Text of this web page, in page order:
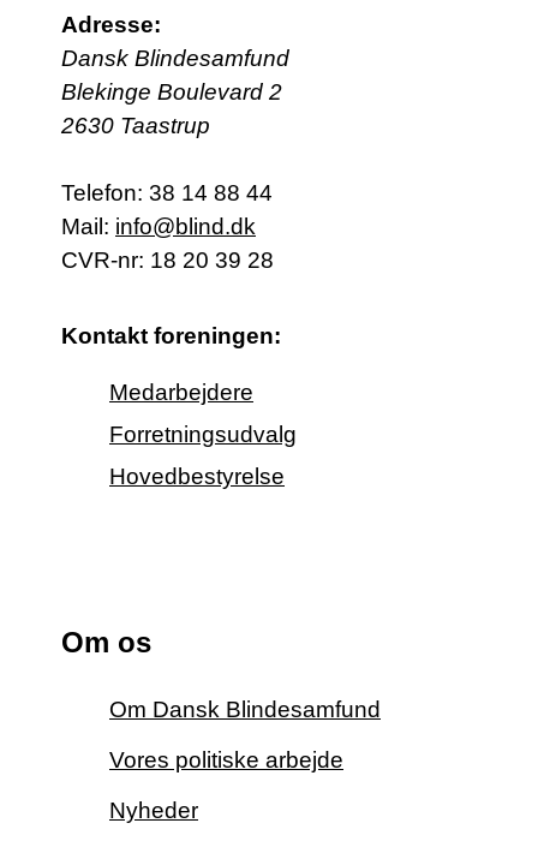
Adresse:
Dansk Blindesamfund
Blekinge Boulevard 2
2630 Taastrup
Telefon: 38 14 88 44
Mail: info@blind.dk
CVR-nr: 18 20 39 28
Kontakt foreningen:
Medarbejdere
Forretningsudvalg
Hovedbestyrelse
Om os
Om Dansk Blindesamfund
Vores politiske arbejde
Nyheder